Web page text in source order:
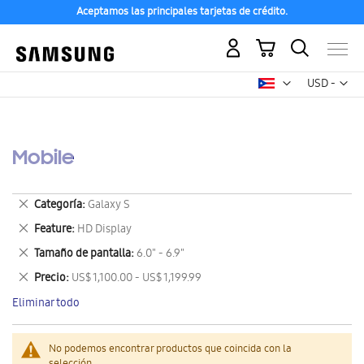
Aceptamos las principales tarjetas de crédito.
USD -
dólar
Mi carrito
Mobile
No podemos encontrar productos que coincida con la
Categoría Galaxy S
Eliminar
este
artículo
Feature HD Display
Eliminar
este
artículo
Tamaño de pantalla 6.0" - 6.9"
Eliminar
este
artículo
Precio US$ 1,100.00 - US$ 1,199.99
Eliminar
este
artículo
Eliminar todo